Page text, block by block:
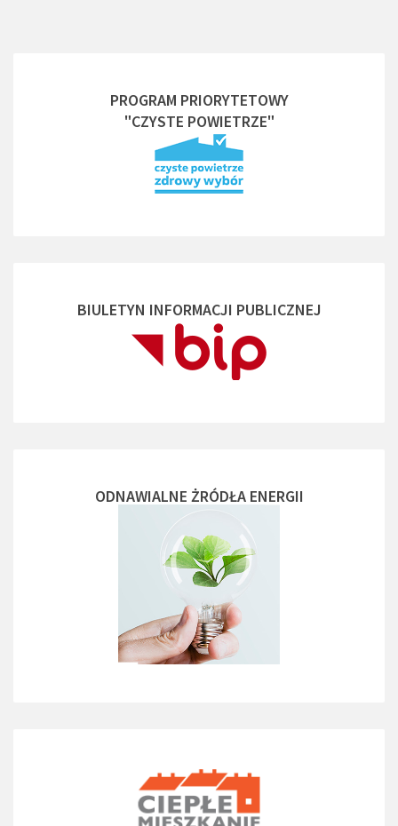
PROGRAM PRIORYTETOWY
"CZYSTE POWIETRZE"
BIULETYN INFORMACJI PUBLICZNEJ
ODNAWIALNE ŻRÓDŁA ENERGII